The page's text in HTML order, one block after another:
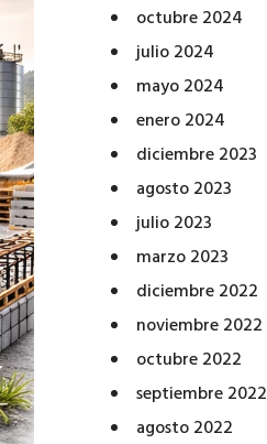
octubre 2024
julio 2024
mayo 2024
enero 2024
diciembre 2023
agosto 2023
julio 2023
marzo 2023
diciembre 2022
noviembre 2022
octubre 2022
septiembre 2022
agosto 2022